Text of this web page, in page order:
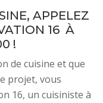
APPELEZ
16 À
!
de cuisine et que
projet, vous
16, un cuisiniste à